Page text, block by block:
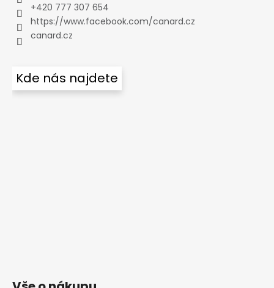
+420 777 307 654
https://www.facebook.com/canard.cz
canard.cz
Kde nás najdete